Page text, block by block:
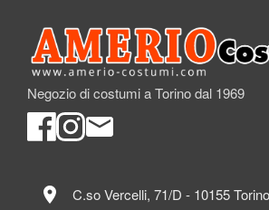
Negozio di costumi a Torino dal 1969
location_on C.so Vercelli, 71/D - 10155